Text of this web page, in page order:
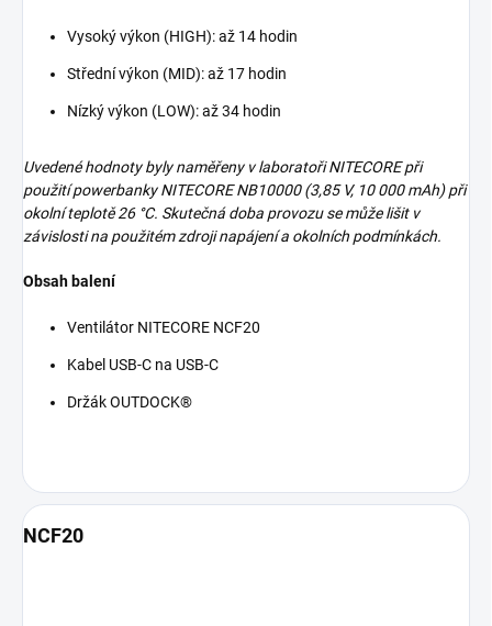
Vysoký výkon (HIGH): až 14 hodin
Střední výkon (MID): až 17 hodin
Nízký výkon (LOW): až 34 hodin
Uvedené hodnoty byly naměřeny v laboratoři NITECORE při
použití powerbanky NITECORE NB10000 (3,85 V, 10 000 mAh) při
okolní teplotě 26 °C. Skutečná doba provozu se může lišit v
závislosti na použitém zdroji napájení a okolních podmínkách.
Obsah balení
Ventilátor NITECORE NCF20
Kabel USB-C na USB-C
Držák OUTDOCK®
NCF20